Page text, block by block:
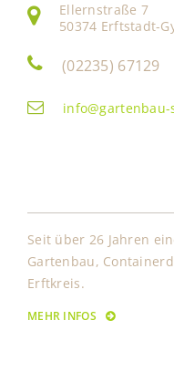
Ellernstraße 7
50374 Erftstadt-
(02235) 67129
info@gartenbau-
Seit über 26 Jahren
Gartenbau,
Erftkreis.
MEHR INFOS